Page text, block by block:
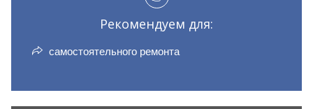
Рекомендуем для:
самостоятельного ремонта